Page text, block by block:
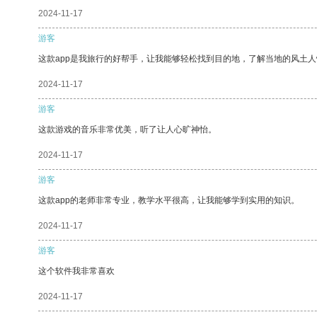
2024-11-17
游客
这款app是我旅行的好帮手，让我能够轻松找到目的地，了解当地的风土
2024-11-17
游客
这款游戏的音乐非常优美，听了让人心旷神怡。
2024-11-17
游客
这款app的老师非常专业，教学水平很高，让我能够学到实用的知识。
2024-11-17
游客
这个软件我非常喜欢
2024-11-17